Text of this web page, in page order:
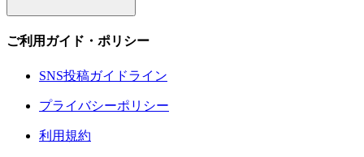
ご利用ガイド・ポリシー
SNS投稿ガイドライン
プライバシーポリシー
利用規約